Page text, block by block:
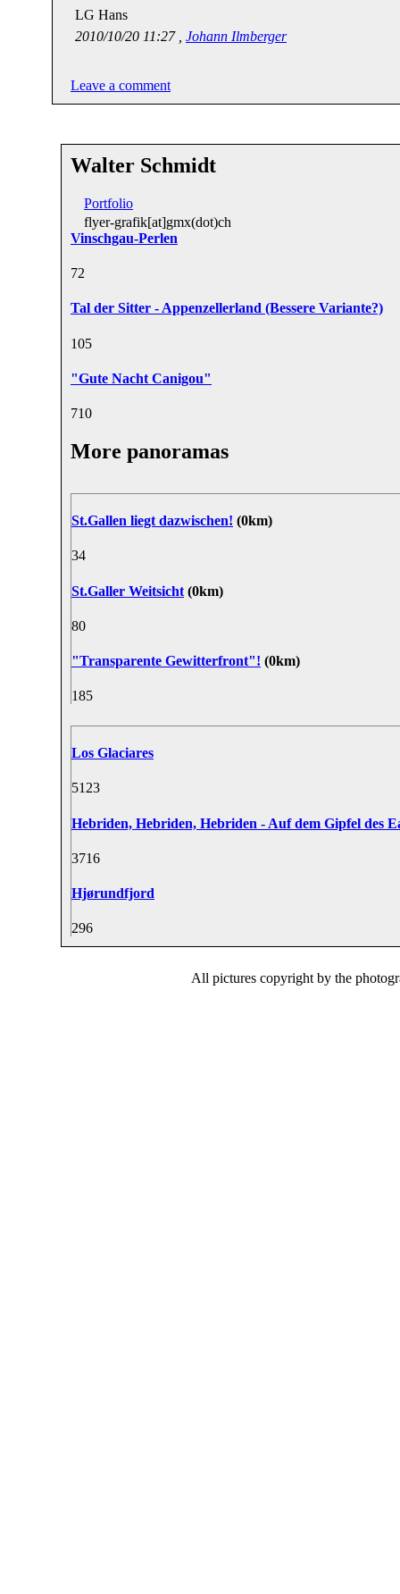
LG Hans
2010/10/20 11:27 , Johann Ilmberger
Leave a comment
Walter Schmidt
Portfolio
flyer-grafik[at]gmx(dot)ch
Vinschgau-Perlen
72
Tal der Sitter - Appenzellerland (Bessere Variante?)
105
"Gute Nacht Canigou"
710
More panoramas
St.Gallen liegt dazwischen! (0km)
34
St.Galler Weitsicht (0km)
80
"Transparente Gewitterfront"! (0km)
185
Los Glaciares
5123
Hebriden, Hebriden, Hebriden - Auf dem Gipfel des
3716
Hjørundfjord
296
All pictures copyright by the